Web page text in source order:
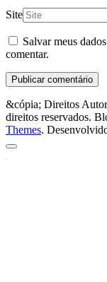
Site
Salvar meus
comentar.
&cópia; Direitos
direitos reservados.
Themes.